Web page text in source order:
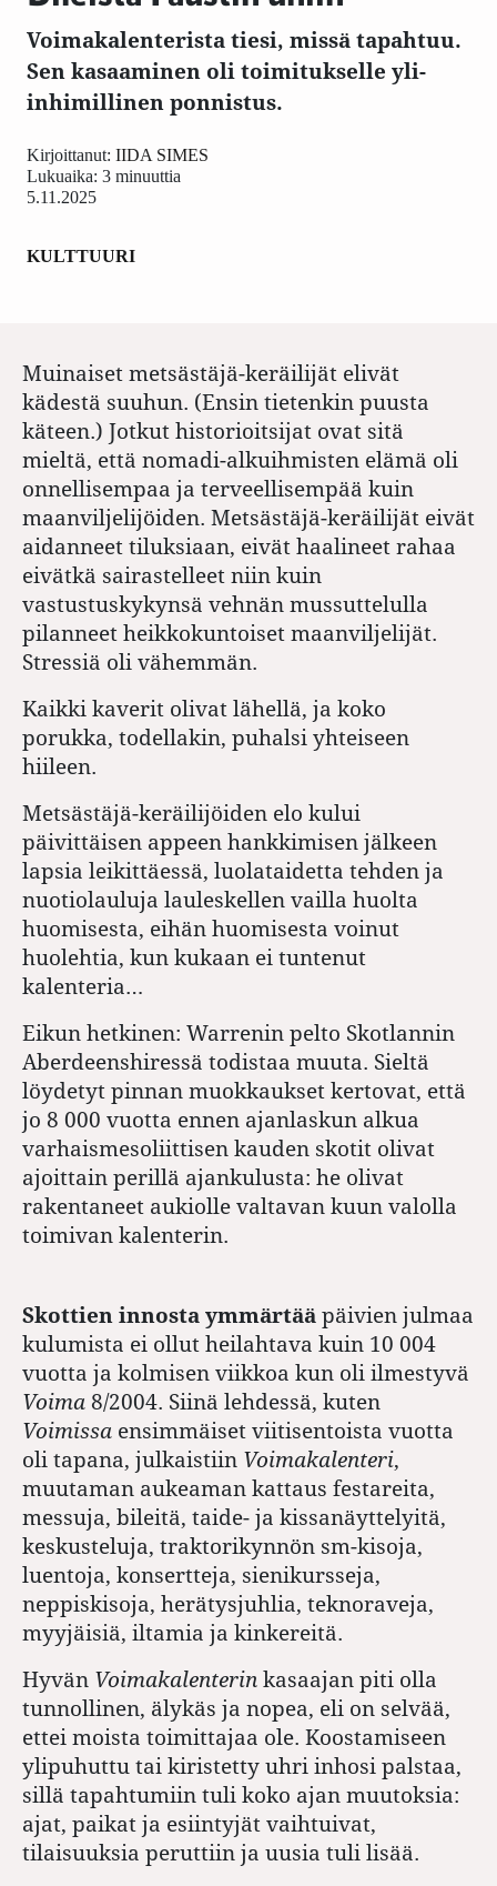
Voimakalenterista tiesi, missä tapahtuu.
Sen kasaaminen oli toimitukselle yli-
inhimillinen ponnistus.
5.11.2025
Kirjoittanut: IIDA SIMES
Lukuaika: 3 minuuttia
KULTTUURI
Muinaiset metsästäjä-keräilijät elivät
kädestä suuhun. (Ensin tietenkin puusta
käteen.) Jotkut historioitsijat ovat sitä
mieltä, että nomadi-alkuihmisten elämä oli
onnellisempaa ja terveellisempää kuin
maanviljelijöiden. Metsästäjä-keräilijät eivät
aidanneet tiluksiaan, eivät haalineet rahaa
eivätkä sairastelleet niin kuin
vastustuskykynsä vehnän mussuttelulla
pilanneet heikkokuntoiset maanviljelijät.
Stressiä oli vähemmän.
Kaikki kaverit olivat lähellä, ja koko
porukka, todellakin, puhalsi yhteiseen
hiileen.
Metsästäjä-keräilijöiden elo kului
päivittäisen appeen hankkimisen jälkeen
lapsia leikittäessä, luolataidetta tehden ja
nuotiolauluja lauleskellen vailla huolta
huomisesta, eihän huomisesta voinut
huolehtia, kun kukaan ei tuntenut
kalenteria…
Eikun hetkinen: Warrenin pelto Skotlannin
Aberdeenshiressä todistaa muuta. Sieltä
löydetyt pinnan muokkaukset kertovat, että
jo 8 000 vuotta ennen ajanlaskun alkua
varhaismesoliittisen kauden skotit olivat
ajoittain perillä ajankulusta: he olivat
rakentaneet aukiolle valtavan kuun valolla
toimivan kalenterin.
Skottien innosta ymmärtää päivien julmaa
kulumista ei ollut heilahtava kuin 10 004
vuotta ja kolmisen viikkoa kun oli ilmestyvä
Voima 8/2004. Siinä lehdessä, kuten
Voimissa ensimmäiset viitisentoista vuotta
oli tapana, julkaistiin Voimakalenteri,
muutaman aukeaman kattaus festareita,
messuja, bileitä, taide- ja kissanäyttelyitä,
keskusteluja, traktorikynnön sm-kisoja,
luentoja, konsertteja, sienikursseja,
neppiskisoja, herätysjuhlia, teknoraveja,
myyjäisiä, iltamia ja kinkereitä.
Hyvän Voimakalenterin kasaajan piti olla
tunnollinen, älykäs ja nopea, eli on selvää,
ettei moista toimittajaa ole. Koostamiseen
ylipuhuttu tai kiristetty uhri inhosi palstaa,
sillä tapahtumiin tuli koko ajan muutoksia:
ajat, paikat ja esiintyjät vaihtuivat,
tilaisuuksia peruttiin ja uusia tuli lisää.